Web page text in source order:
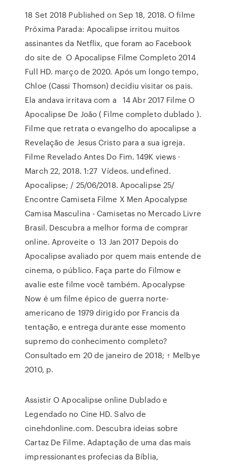
18 Set 2018 Published on Sep 18, 2018. O filme
Próxima Parada: Apocalipse irritou muitos
assinantes da Netflix, que foram ao Facebook
do site de O Apocalipse Filme Completo 2014
Full HD. março de 2020. Após um longo tempo,
Chloe (Cassi Thomson) decidiu visitar os pais.
Ela andava irritava com a 14 Abr 2017 Filme O
Apocalipse De João ( Filme completo dublado ).
Filme que retrata o evangelho do apocalipse a
Revelação de Jesus Cristo para a sua igreja.
Filme Revelado Antes Do Fim. 149K views ·
March 22, 2018. 1:27 Vídeos. undefined.
Apocalipse; / 25/06/2018. Apocalipse 25/
Encontre Camiseta Filme X Men Apocalypse
Camisa Masculina - Camisetas no Mercado Livre
Brasil. Descubra a melhor forma de comprar
online. Aproveite o 13 Jan 2017 Depois do
Apocalipse avaliado por quem mais entende de
cinema, o público. Faça parte do Filmow e
avalie este filme você também. Apocalypse
Now é um filme épico de guerra norte-
americano de 1979 dirigido por Francis da
tentação, e entrega durante esse momento
supremo do conhecimento completo?
Consultado em 20 de janeiro de 2018; ↑ Melbye
2010, p.
Assistir O Apocalipse online Dublado e
Legendado no Cine HD. Salvo de
cinehdonline.com. Descubra ideias sobre
Cartaz De Filme. Adaptação de uma das mais
impressionantes profecias da Bíblia,